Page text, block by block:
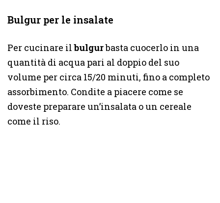
Bulgur per le insalate
Per cucinare ilbulgurbasta cuocerlo in una
quantità di acqua pari al doppio del suo
volume per circa 15/20 minuti, fino a completo
assorbimento. Condite a piacere come se
doveste preparare un’insalata o un cereale
come il riso.